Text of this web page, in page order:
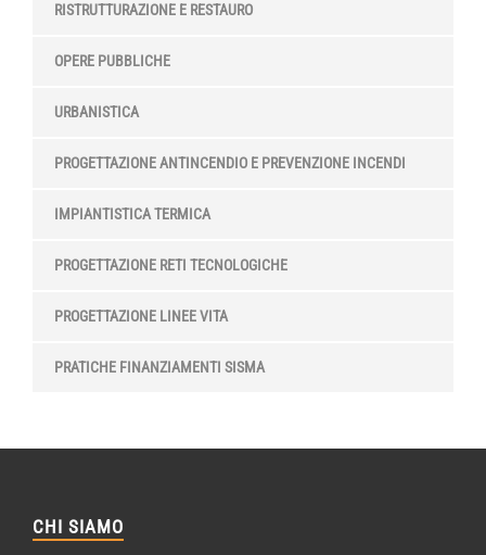
RISTRUTTURAZIONE E RESTAURO
OPERE PUBBLICHE
URBANISTICA
PROGETTAZIONE ANTINCENDIO E PREVENZIONE INCENDI
IMPIANTISTICA TERMICA
PROGETTAZIONE RETI TECNOLOGICHE
PROGETTAZIONE LINEE VITA
PRATICHE FINANZIAMENTI SISMA
CHI SIAMO